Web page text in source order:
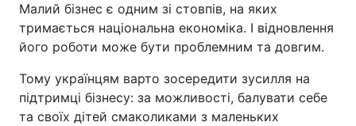
Малий бізнес є одним зі стовпів, на яких
тримається національна економіка. І відновлення
його роботи може бути проблемним та довгим.
Тому українцям варто зосередити зусилля на
підтримці бізнесу: за можливості, балувати себе
та своїх дітей смаколиками з маленьких